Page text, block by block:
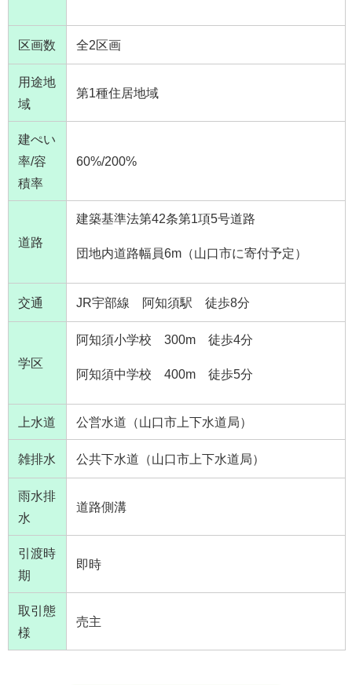
区画数 全2区画
用途地
域
第1種住居地域
建ぺい
率/容
積率
60%/200%
道路
建築基準法第42条第1項5号道路
団地内道路幅員6m（山口市に寄付予定）
交通 JR宇部線 阿知須駅 徒歩8分
学区
阿知須小学校 300m 徒歩4分
阿知須中学校 400m 徒歩5分
上水道 公営水道（山口市上下水道局）
雑排水 公共下水道（山口市上下水道局）
雨水排
水
道路側溝
引渡時
期
即時
取引態
様
売主